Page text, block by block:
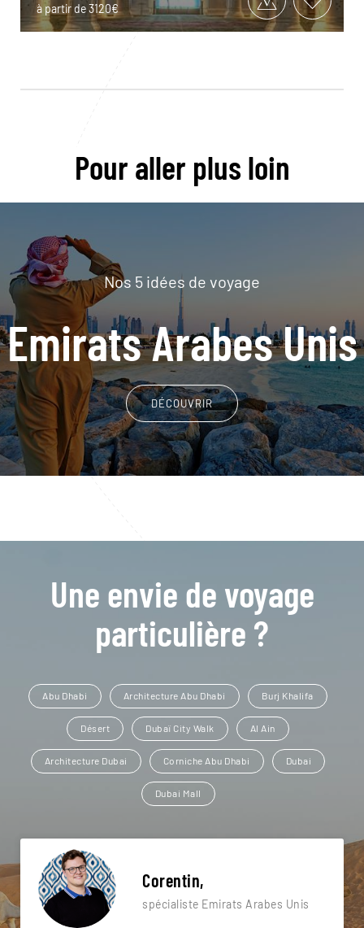
à partir de 3120€
Pour aller plus loin
Nos 5 idées de voyage
Emirats Arabes Unis
DÉCOUVRIR
Une envie de voyage
particulière ?
Abu Dhabi Architecture Abu Dhabi Burj Khalifa
Désert Dubaï City Walk Al Ain
Architecture Dubai Corniche Abu Dhabi Dubai
Dubai Mall
Corentin,
spécialiste Emirats Arabes Unis